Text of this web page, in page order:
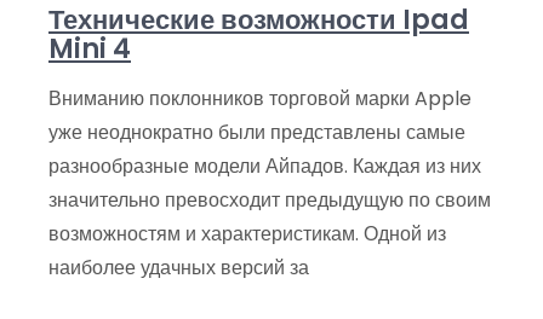
Технические возможности Ipad
Mini 4
Вниманию поклонников торговой марки Apple
уже неоднократно были представлены самые
разнообразные модели Айпадов. Каждая из них
значительно превосходит предыдущую по своим
возможностям и характеристикам. Одной из
наиболее удачных версий за